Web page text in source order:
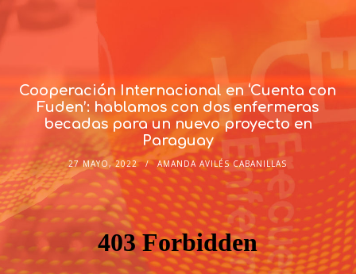
Cooperación Internacional en ‘Cuenta con
Fuden’: hablamos con dos enfermeras
becadas para un nuevo proyecto en
Paraguay
27 MAYO, 2022 AMANDA AVILÉS CABANILLAS